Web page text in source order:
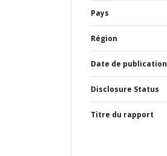
Pays
Région
Date de publication
Disclosure Status
Titre du rapport